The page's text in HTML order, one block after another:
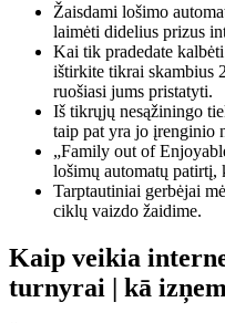
Žaisdami lošimo
laimėti didelius prizus
Kai tik pradedate
ištirkite tikrai skambius
ruošiasi jums pristatyti.
Iš tikrųjų nesąžiningo
taip pat yra jo įrenginio
„Family out of
lošimų automatų
Tarptautiniai gerbėjai
ciklų vaizdo žaidime.
Kaip veikia
turnyrai | kā